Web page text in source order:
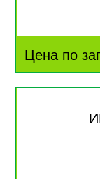
Цена по